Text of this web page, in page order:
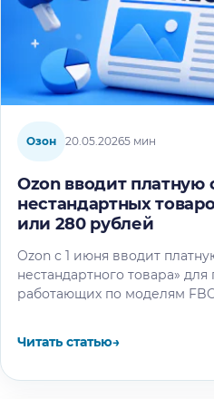
Озон 20.05.20265 мин
Ozon вводит платную
нестандартных
или 280 рублей
Ozon с 1 июня вводит
нестандартного товара»
работающих по моделям
Читать статью→